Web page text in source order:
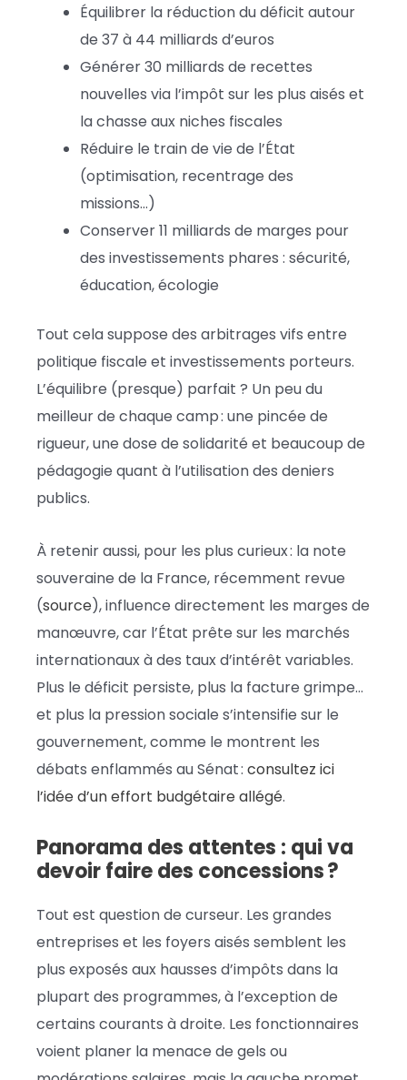
Équilibrer la réduction du déficit autour
de 37 à 44 milliards d’euros
Générer 30 milliards de recettes
nouvelles via l’impôt sur les plus aisés et
la chasse aux niches fiscales
Réduire le train de vie de l’État
(optimisation, recentrage des
missions…)
Conserver 11 milliards de marges pour
des investissements phares : sécurité,
éducation, écologie
Tout cela suppose des arbitrages vifs entre
politique fiscale et investissements porteurs.
L’équilibre (presque) parfait ? Un peu du
meilleur de chaque camp : une pincée de
rigueur, une dose de solidarité et beaucoup de
pédagogie quant à l’utilisation des deniers
publics.
À retenir aussi, pour les plus curieux : la note
souveraine de la France, récemment revue
(source), influence directement les marges de
manœuvre, car l’État prête sur les marchés
internationaux à des taux d’intérêt variables.
Plus le déficit persiste, plus la facture grimpe…
et plus la pression sociale s’intensifie sur le
gouvernement, comme le montrent les
débats enflammés au Sénat : consultez ici
l’idée d’un effort budgétaire allégé.
Panorama des attentes : qui va
devoir faire des concessions ?
Tout est question de curseur. Les grandes
entreprises et les foyers aisés semblent les
plus exposés aux hausses d’impôts dans la
plupart des programmes, à l’exception de
certains courants à droite. Les fonctionnaires
voient planer la menace de gels ou